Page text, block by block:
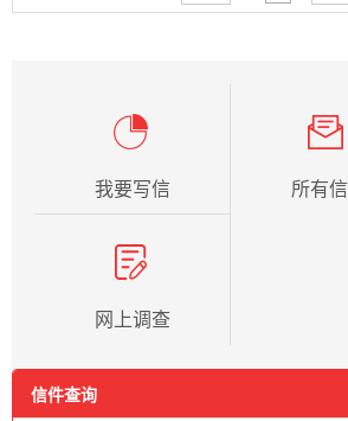
我要写信 所有
网上调查
信件查询